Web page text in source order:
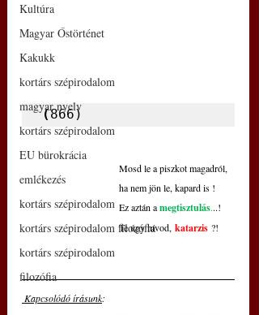
Kultúra
Magyar Őstörténet
Kakukk
kortárs szépirodalom
magyar nyelv
kortárs szépirodalom
EU bürokrácia
emlékezés
kortárs szépirodalom
kortárs szépirodalom filozófia
kortárs szépirodalom
filozófia
(866)
Mosd le a piszkot magadról,
ha nem jön le, kapard is !
Ez aztán amegtisztulás...!
Te úgy hívod, katarzis ?!
Kapcsolódó írásunk: